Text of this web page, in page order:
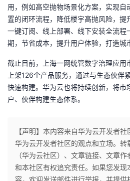
我
的
课
程
我
的
认
我
的
验
我
收
藏
的
技
支
持
我
的
声
建
议
用，例如高空抛物场景化方案，实现自
置的闭环流程，降低楼宇高抛风险，
一键订阅、线上部署、线下安装全流程
期，节省成本，提升用户体验，打造城
截止目前，上海一网统管数字治理应用
上架126个产品服务，通过与生态伙伴
快速构建。华为云也将持续创新，将市
户、伙伴构建生态体系。
【声明】本内容来自华为云开发者
华为云开发者社区的观点和立场。
（华为云社区）、文章链接、文章
和本社区有权追究责任。如果您发现